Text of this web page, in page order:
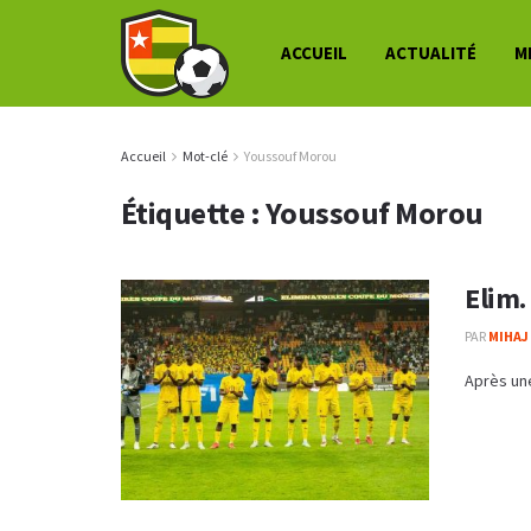
ACCUEIL ACTUALITÉ
Accueil Mot-clé Youssouf Morou
Étiquette :Youssouf Morou
PAR MIHAJ
Après